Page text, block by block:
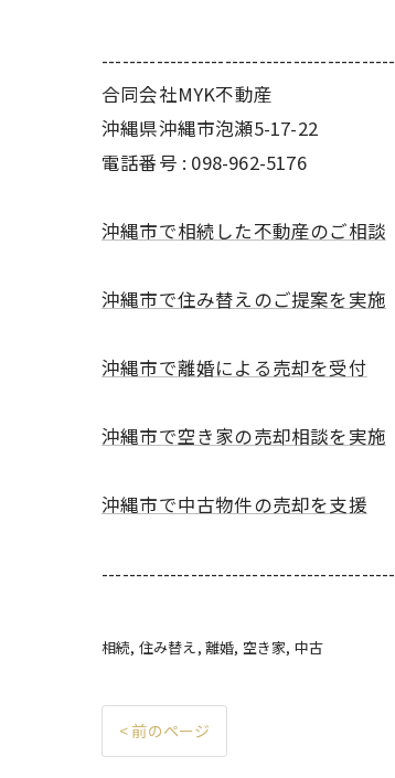
合同会社MYK不動産
沖縄県沖縄市泡瀬5-17-22
電話番号 : 098-962-5176
沖縄市で相続した不動産のご相談
沖縄市で住み替えのご提案を実施
沖縄市で離婚による売却を受付
沖縄市で空き家の売却相談を実施
沖縄市で中古物件の売却を支援
相続 住み替え 離婚 空き家 中古
< 前のページ